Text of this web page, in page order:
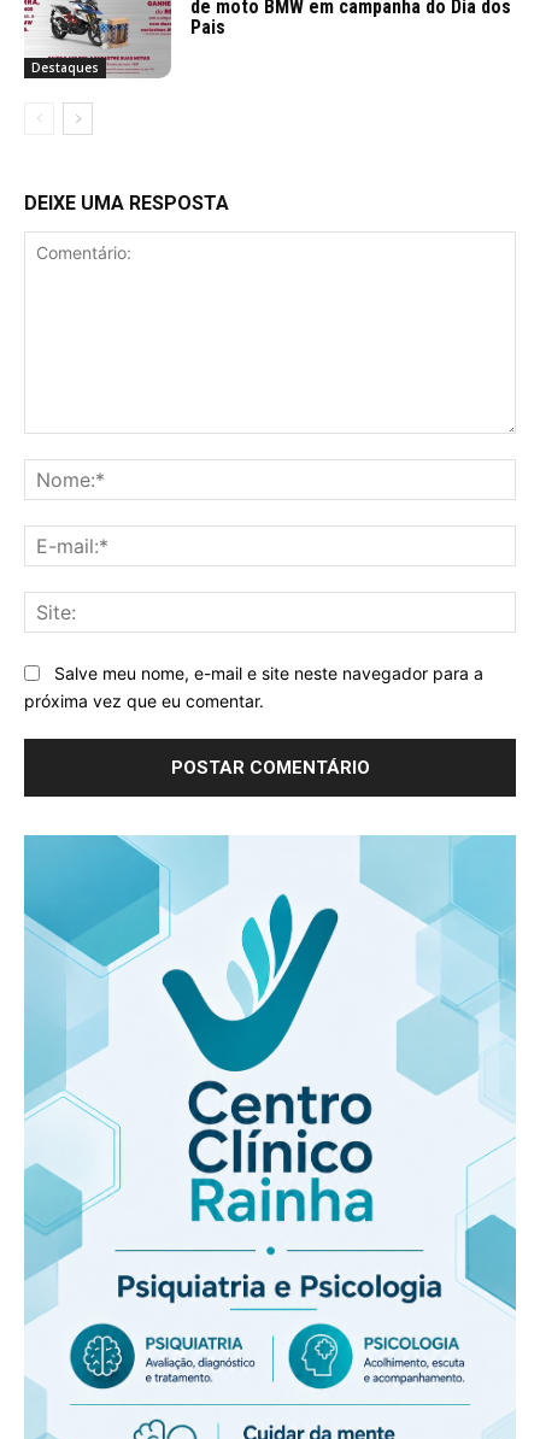
Destaques
de moto BMW em campanha do Dia dos
Pais
DEIXE UMA RESPOSTA
Salve meu nome, e-mail e site neste navegador para a
próxima vez que eu comentar.